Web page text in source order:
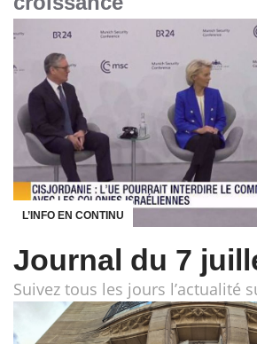
L’INFO EN CONTINU
Journal du 7
Suivez tous les jours l’actualité